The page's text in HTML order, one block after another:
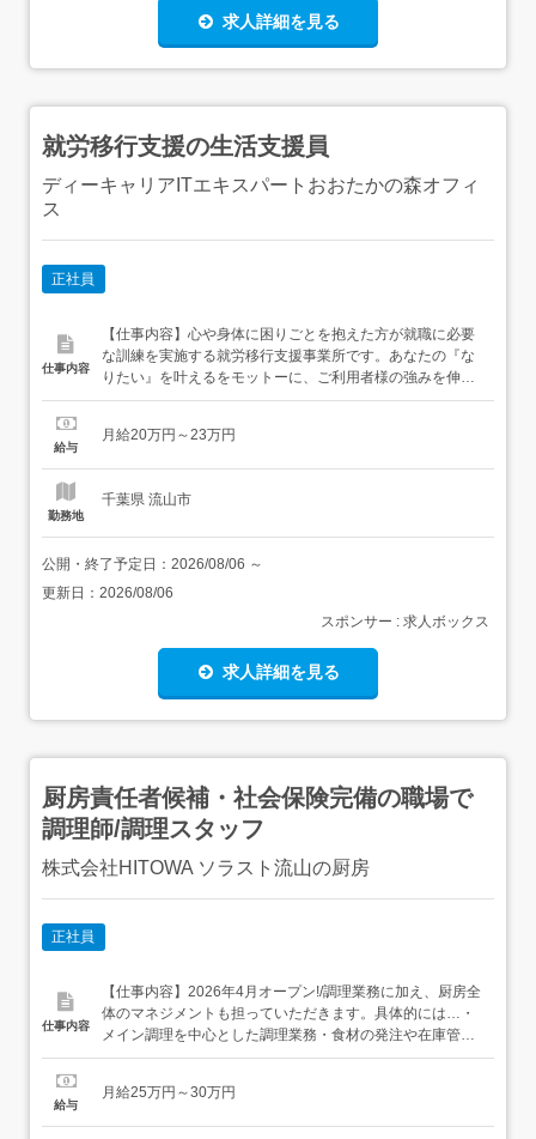
求人詳細を見る
就労移行支援の生活支援員
ディーキャリアITエキスパートおおたかの森オフィ
ス
正社員
仕事内容
【仕事内容】心や身体に困りごとを抱えた方が就職に必要
な訓練を実施する就労移行支援事業所です。あなたの『な
りたい』を叶えるをモットーに、ご利用者様の強みを伸ば
して就職のサポートを実施します。・就職準備ご利用者様
を実施します。これまでの経験を最大限に活用して、基礎
給与
月給20万円～23万円
勤務地
千葉県 流山市
公開・終了予定日： 2026/08/06 ～
更新日： 2026/08/06
スポンサー : 求人ボックス
求人詳細を見る
厨房責任者候補・社会保険完備の職場で
調理師/調理スタッフ
株式会社HITOWA ソラスト流山の厨房
正社員
仕事内容
【仕事内容】2026年4月オープン!/調理業務に加え、厨房全
体のマネジメントも担っていただきます。具体的には…・
メイン調理を中心とした調理業務・食材の発注や在庫管
理・スタッフのシフト調整や教育・育成・人件費や食材費
を活かしながら、チームをまとめるリーダー役としてご活
給与
月給25万円～30万円